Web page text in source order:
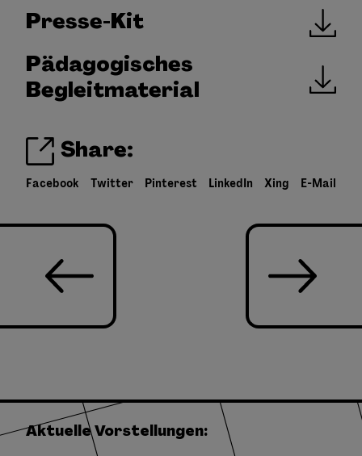
Presse-Kit
Pädagogisches
Begleitmaterial
Share:
Facebook Twitter Pinterest LinkedIn Xing E-Mail
Aktuelle Vorstellungen: